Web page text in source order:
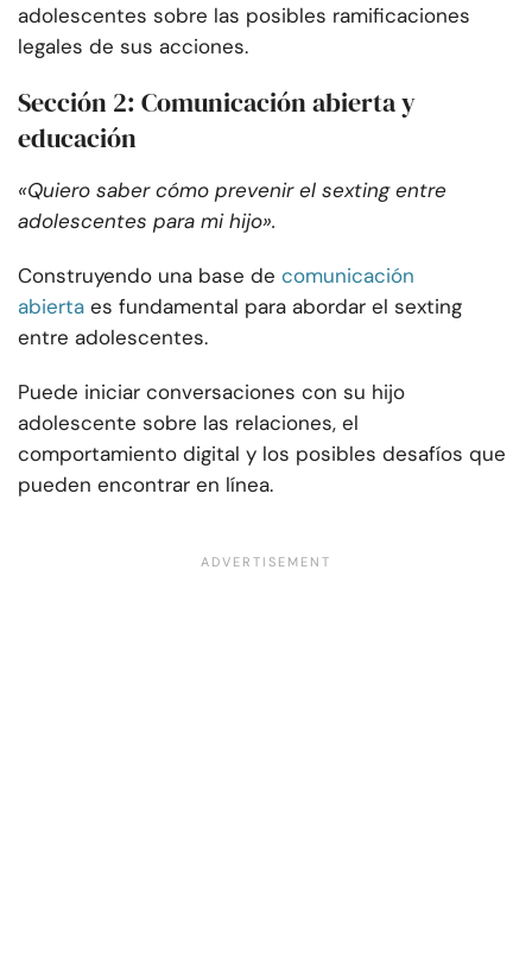
adolescentes sobre las posibles ramificaciones
legales de sus acciones.
Sección 2: Comunicación abierta y
educación
«Quiero saber cómo prevenir el sexting entre
adolescentes para mi hijo».
Construyendo una base de comunicación
abierta es fundamental para abordar el sexting
entre adolescentes.
Puede iniciar conversaciones con su hijo
adolescente sobre las relaciones, el
comportamiento digital y los posibles desafíos que
pueden encontrar en línea.